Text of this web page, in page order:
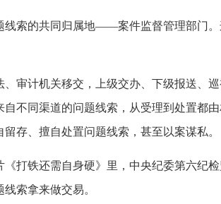
索的共同归属地——案件监督管理部门
审计机关移交，上级交办、下级报送、巡
不同渠道的问题线索，从受理到处置都
存、擅自处置问题线索，甚至以案谋私。
打铁还需自身硬》里，中央纪委第六纪
索拿来做交易。